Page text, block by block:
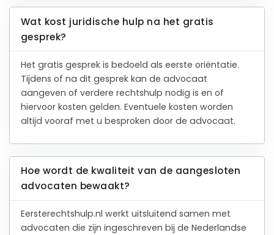
Wat kost juridische hulp na het gratis
gesprek?
Het gratis gesprek is bedoeld als eerste oriëntatie.
Tijdens of na dit gesprek kan de advocaat
aangeven of verdere rechtshulp nodig is en of
hiervoor kosten gelden. Eventuele kosten worden
altijd vooraf met u besproken door de advocaat.
Hoe wordt de kwaliteit van de aangesloten
advocaten bewaakt?
Eersterechtshulp.nl werkt uitsluitend samen met
advocaten die zijn ingeschreven bij de Nederlandse